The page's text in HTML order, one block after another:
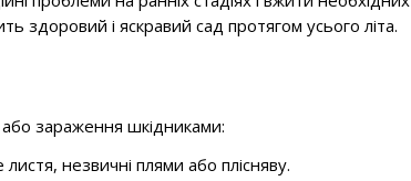
здоровий і яскравий сад протягом усього літа.
зараження шкідниками:
незвичні плями або плісняву.